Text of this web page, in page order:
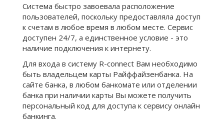
Система быстро завоевала расположение
пользователей, поскольку предоставляла доступ
к счетам в любое время в любом месте. Сервис
доступен 24/7, а единственное условие - это
наличие подключения к интернету.
Для входа в систему R-connect Вам необходимо
быть владельцем карты Райффайзенбанка. На
сайте банка, в любом банкомате или отделении
банка при наличии карты Вы можете получить
персональный код для доступа к сервису онлайн
банкинга.